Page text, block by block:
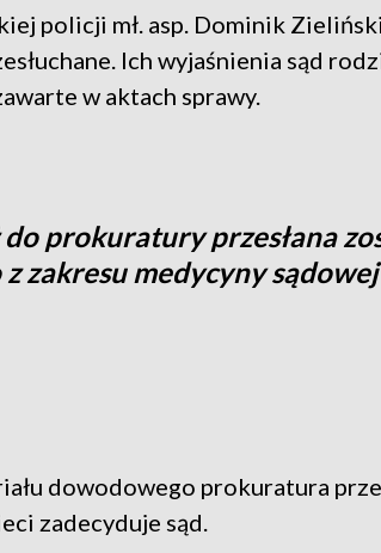
policji mł. asp. Dominik
Ich wyjaśnienia sąd
w aktach sprawy.
prokuratury przesłana
z zakresu medycyny
dowodowego prokuratura
zadecyduje sąd.